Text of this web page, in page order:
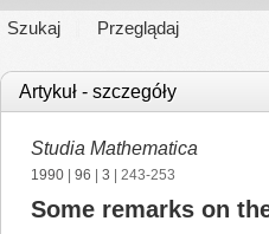
Szukaj Przeglądaj
Artykuł - szczegóły
Studia Mathematica
1990 96 3 | 243-253
Some remarks on